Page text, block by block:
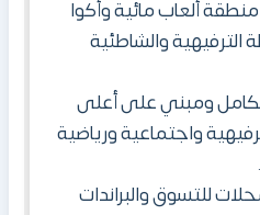
ألعاب مائية وأكوا
والشاطئية
ومبني على أعلى
واجتماعية ورياضية
للتسوق والبراندات